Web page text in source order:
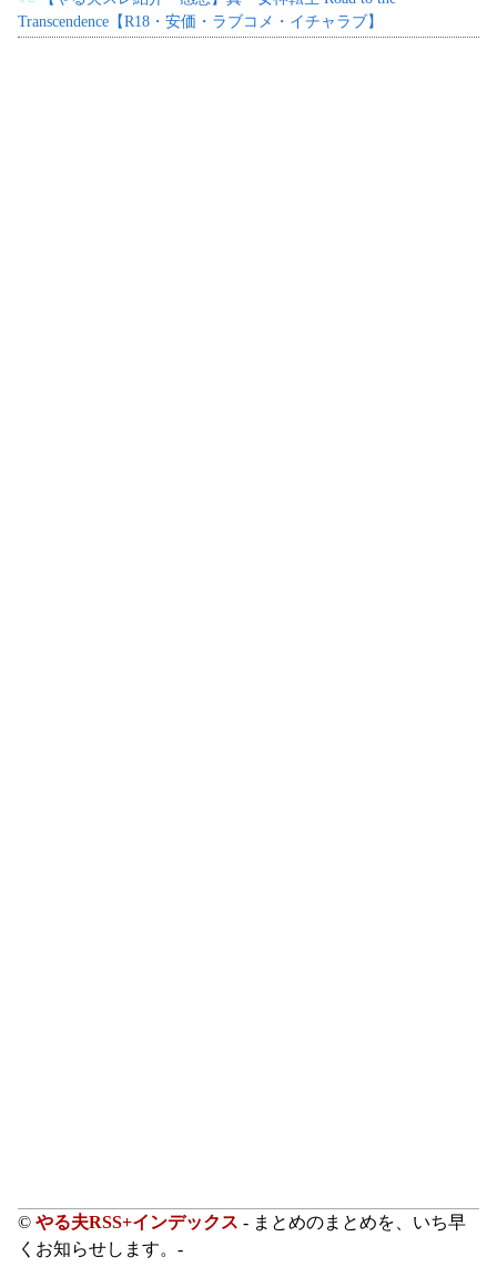
Transcendence【R18・安価・ラブコメ・イチャラブ】
© やる夫RSS+インデックス - まとめのまとめを、いち早
くお知らせします。-